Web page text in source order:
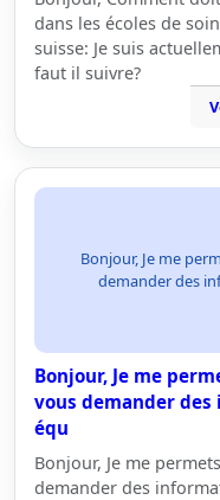
dans les écoles de
suisse: Je suis
faut il suivre?
Bonjour, Je me
demander des
Bonjour, Je me
vous demander
équ
Bonjour, Je me
demander des